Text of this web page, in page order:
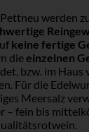
werden
keine fertige
dieeinzelnen
bzw. im Haus
Für die
Meersalz
– fein bis